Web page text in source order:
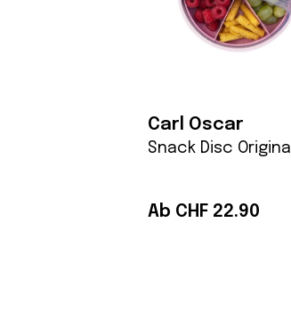
Carl Oscar
Snack Disc Original
Ab CHF 22.90